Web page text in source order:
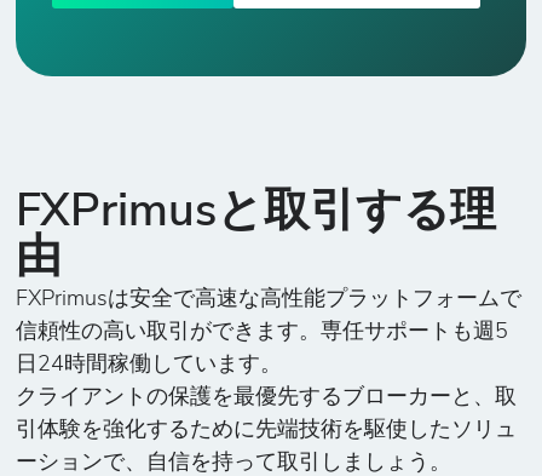
FXPrimusと取引する理
由
FXPrimusは安全で高速な高性能プラットフォームで
信頼性の高い取引ができます。専任サポートも週5
日24時間稼働しています。
クライアントの保護を最優先するブローカーと、取
引体験を強化するために先端技術を駆使したソリュ
ーションで、自信を持って取引しましょう。